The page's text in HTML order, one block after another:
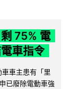
75% 電
車指令
車主患有「里
已廢除電動車強